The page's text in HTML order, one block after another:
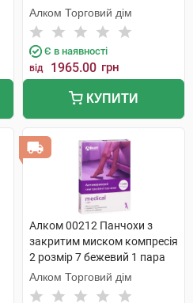
1 шт
Алком Торговий дім
Є в наявності
від 1965.00 грн
КУПИТИ
Алком 00212 Панчохи з
закритим миском компресія
2 розмір 7 бежевий 1 пара
Алком Торговий дім